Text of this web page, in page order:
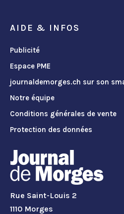
AIDE & INFOS
Publicité
Espace PME
journaldemorges.ch sur son
Notre équipe
Conditions générales de vente
Protection des données
Rue Saint-Louis 2
1110 Morges